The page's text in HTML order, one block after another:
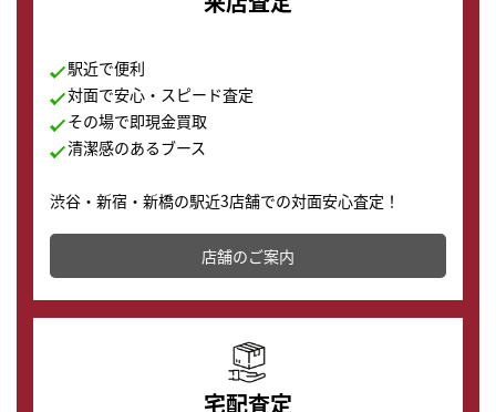
駅近で便利
対面で安心・スピード査定
その場で即現金買取
清潔感のあるブース
渋谷・新宿・新橋の駅近3店舗での対面安心査定！
その場で現金買取致します。渋谷本店では、時計販売の
店舗を併設しており、下取りに出してお得に新しい時計
の購入もできます♪
店舗のご案内
宅配査定